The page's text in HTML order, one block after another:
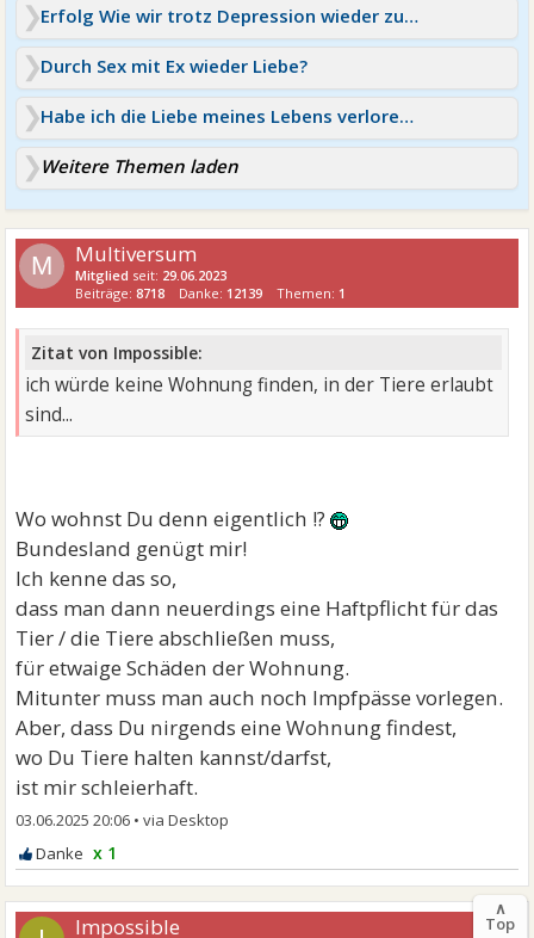
Erfolg Wie wir trotz Depression wieder zusammen fanden
Durch Sex mit Ex wieder Liebe?
Habe ich die Liebe meines Lebens verloren? Depression
Weitere Themen laden
M Multiversum
Mitglied seit: 29.06.2023
Beiträge:8718 Danke: 12139 Themen: 1
Zitat von Impossible:
ich würde keine Wohnung finden, in der Tiere erlaubt
sind...
Wo wohnst Du denn eigentlich !?
Bundesland genügt mir!
Ich kenne das so,
dass man dann neuerdings eine Haftpflicht für das
Tier / die Tiere abschließen muss,
für etwaige Schäden der Wohnung.
Mitunter muss man auch noch Impfpässe vorlegen.
Aber, dass Du nirgends eine Wohnung findest,
wo Du Tiere halten kannst/darfst,
ist mir schleierhaft.
03.06.2025 20:06 •
x 1
Impossible
∧
Top